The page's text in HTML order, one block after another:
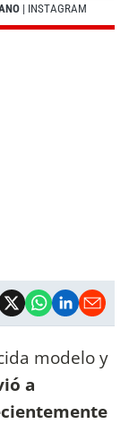
| INSTAGRAM
modelo y
a